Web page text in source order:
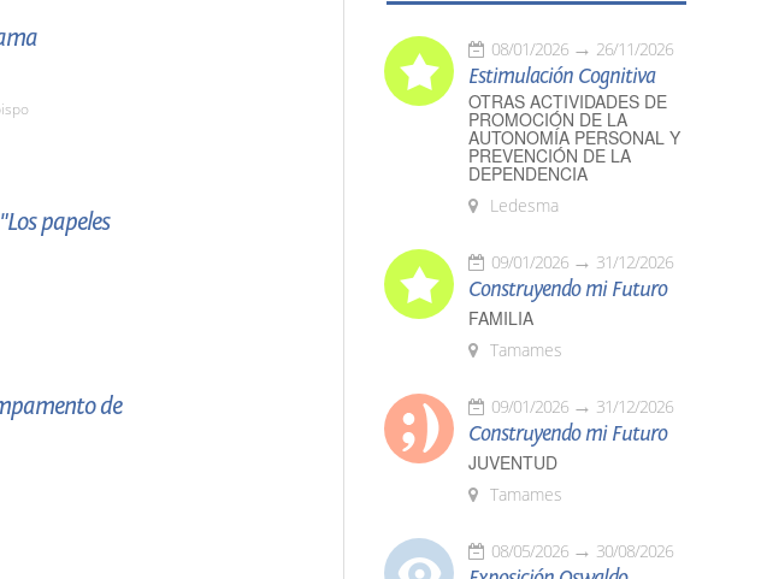
papeles
de
08/01/2026 26/11/2026
Estimulación Cognitiva
OTRAS ACTIVIDADES DE
PROMOCIÓN DE LA
AUTONOMÍA PERSONAL Y
PREVENCIÓN DE LA
DEPENDENCIA
Ledesma
09/01/2026 31/12/2026
Construyendo mi Futuro
FAMILIA
Tamames
09/01/2026 31/12/2026
Construyendo mi Futuro
JUVENTUD
Tamames
08/05/2026 30/08/2026